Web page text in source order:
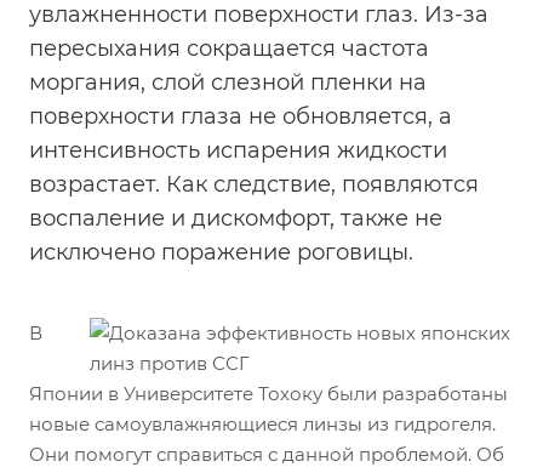
увлажненности поверхности глаз. Из-за
пересыхания сокращается частота
моргания, слой слезной пленки на
поверхности глаза не обновляется, а
интенсивность испарения жидкости
возрастает. Как следствие, появляются
воспаление и дискомфорт, также не
исключено поражение роговицы.
В
Японии в Университете Тохоку были разработаны
новые самоувлажняющиеся линзы из гидрогеля.
Они помогут справиться с данной проблемой. Об